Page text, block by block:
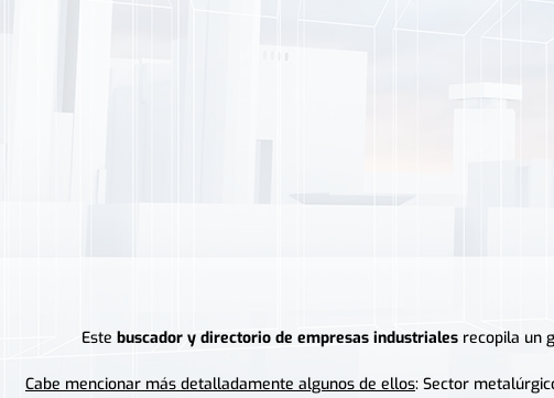
Estebuscador y directorio de empresas industriales recopila un
Cabe mencionar más detalladamente algunos de ellos: Sector